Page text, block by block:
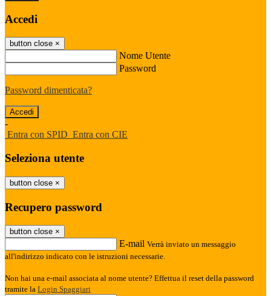
Accedi
button close ×
Nome Utente
Password
Password dimenticata?
-
Entra con SPID Entra con CIE
Seleziona utente
button close ×
Recupero password
button close ×
E-mail Verrà inviato un messaggio
all'indirizzo indicato con le istruzioni necessarie.
Non hai una e-mail associata al nome utente? Effettua il reset della password
tramite la Login Spaggiari